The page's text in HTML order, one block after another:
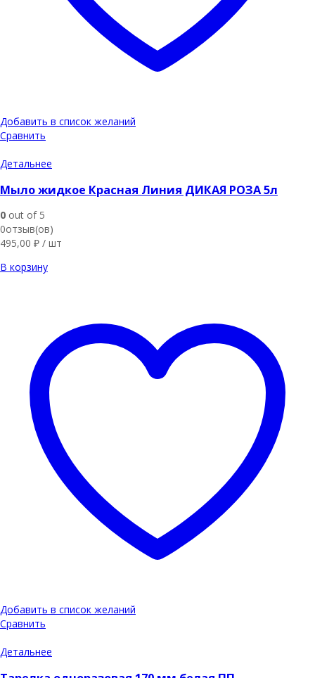
Добавить в список желаний
Сравнить
Детальнее
Мыло жидкое Красная Линия ДИКАЯ РОЗА 5л
0 out of 5
0отзыв(ов)
495,00 ₽ / шт
В корзину
Добавить в список желаний
Сравнить
Детальнее